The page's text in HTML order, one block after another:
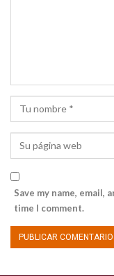
Save my name,
time I comment.